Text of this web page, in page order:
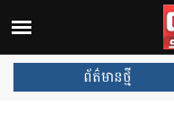
ព័ត៌មានថ្មី